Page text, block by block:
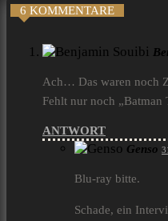
6 KOMMENTARE
Ach… Das waren noch
Fehlt nur noch
ANTWORT
Genso
Blu-ray bitte.
Schade, ein